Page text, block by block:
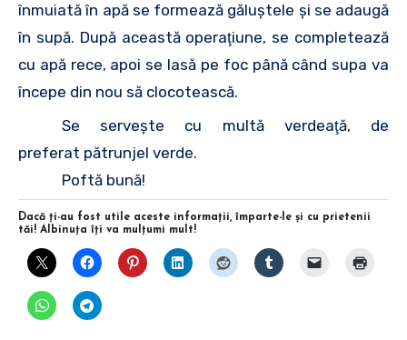
înmuiată în apă se formează găluştele şi se adaugă
în supă. După această operaţiune, se completează
cu apă rece, apoi se lasă pe foc până când supa va
începe din nou să clocotească.
Se serveşte cu multă verdeaţă, de
preferat pătrunjel verde.
Poftă bună!
Dacă ţi-au fost utile aceste informaţii, împarte-le şi cu prietenii
tăi! Albinuţa îţi va mulţumi mult!